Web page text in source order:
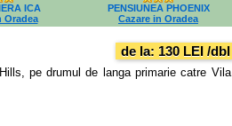
ICA
Oradea
PENSIUNEA PHOENIX
Cazare in Oradea
de la: 130 LEI /dbl
pe drumul de langa primarie catre Vila